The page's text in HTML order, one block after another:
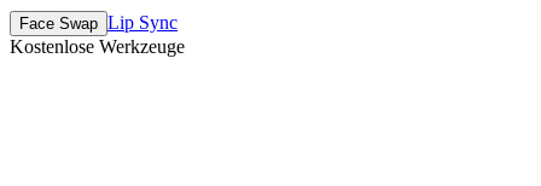
Face Swap Lip Sync
Kostenlose Werkzeuge